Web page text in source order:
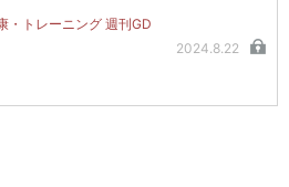
・トレーニング 週刊GD
2024.8.22